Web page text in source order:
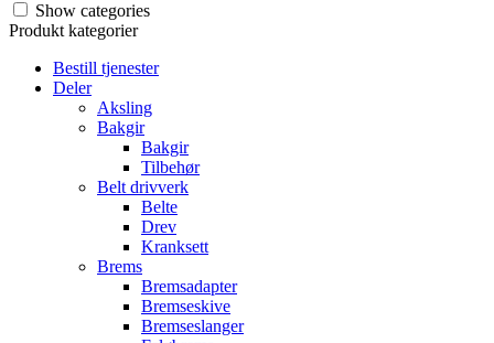
Show categories
Produkt kategorier
Bestill tjenester
Deler
Aksling
Bakgir
Bakgir
Tilbehør
Belt drivverk
Belte
Drev
Kranksett
Brems
Bremsadapter
Bremseskive
Bremseslanger